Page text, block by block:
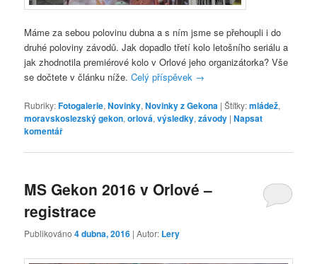
Máme za sebou polovinu dubna a s ním jsme se přehoupli i do
druhé poloviny závodů. Jak dopadlo třetí kolo letošního seriálu a
jak zhodnotila premiérové kolo v Orlové jeho organizátorka? Vše
se dočtete v článku níže.Celý příspěvek →
Rubriky:Fotogalerie,Novinky,Novinky z Gekona |Štítky:mládež,
moravskoslezský gekon,orlová,výsledky,závody |Napsat
komentář
MS Gekon 2016 v Orlové –
registrace
Publikováno4 dubna, 2016 | Autor: Lery